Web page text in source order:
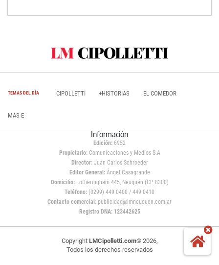
TEMAS DEL DÍA CIPOLLETTI +HISTORIAS EL COMEDOR
MAS E
Información
Edición: 6952
Propietario:Comunicaciones y Medios S.A
Director: Juan Carlos Schroeder
Editor General:Ángel Casagrande
Domicilio:Fotheringham 445, Neuquén (CP 8300)
Teléfono: (0299) 449 0400 / 449 0410
Contacto comercial: publicidad@lmneuquen.com.ar
Registro DNA: 123442625
Copyright LMCipolletti.com© 2026,
Todos los derechos reservados